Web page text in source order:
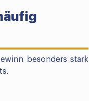
besonders stark